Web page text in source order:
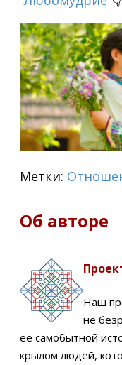
Метки:
Об авторе
Наш
не
её самобытной
крылом людей,